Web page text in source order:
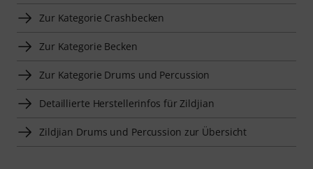
Zur Kategorie Crashbecken
Zur Kategorie Becken
Zur Kategorie Drums und Percussion
Detaillierte Herstellerinfos für Zildjian
Zildjian Drums und Percussion zur Übersicht